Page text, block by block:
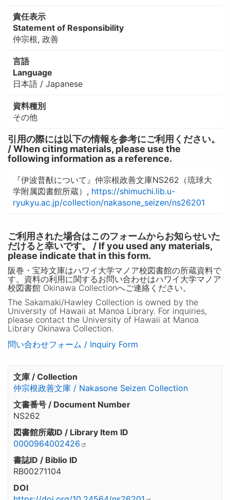
責任表示
Statement of Responsibility
仲宗根, 政善
言語
Language
日本語 / Japanese
資料種別
その他
引用の際には以下の情報を参考にご利用ください。
/ When citing materials, please use the
following information as a reference.
『伊波普猷について』仲宗根政善文庫NS262（琉球大
学附属図書館所蔵）, https://shimuchi.lib.u-
ryukyu.ac.jp/collection/nakasone_seizen/ns26201
ご利用された場合はこのフォームからお知らせいた
だけると幸いです。 / If you used any materials,
please indicate that in this form.
阪巻・宝玲文庫はハワイ大学マノア校図書館の所蔵資料で
す。資料の利用に関するお問い合わせはハワイ大学マノア
校図書館 Okinawa Collectionへご連絡ください。
The Sakamaki/Hawley Collection is owned by the
University of Hawaii at Manoa Library. For inquiries,
please contact the University of Hawaii at Manoa
Library Okinawa Collection.
問い合わせフォーム / Inquiry Form
文庫 / Collection
仲宗根政善文庫 / Nakasone Seizen Collection
文書番号 / Document Number
NS262
図書館所蔵ID / Library Item ID
0000964002426
書誌ID / Biblio ID
RB00271104
DOI